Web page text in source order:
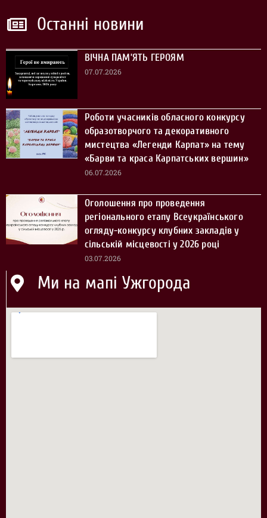
Останні новини
ВІЧНА ПАМ’ЯТЬ ГЕРОЯМ
07.07.2026
Роботи учасників обласного конкурсу
образотворчого та декоративного
мистецтва «Легенди Карпат» на тему
«Барви та краса Карпатських вершин»
06.07.2026
Оголошення про проведення
регіонального етапу Всеукраїнського
огляду-конкурсу клубних закладів у
сільській місцевості у 2026 році
03.07.2026
Ми на мапі Ужгорода